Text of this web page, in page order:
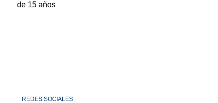
REDES SOCIALES